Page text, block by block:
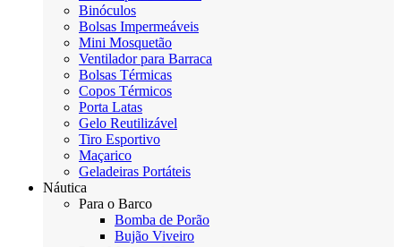
Binóculos
Bolsas Impermeáveis
Mini Mosquetão
Ventilador para Barraca
Bolsas Térmicas
Copos Térmicos
Porta Latas
Gelo Reutilizável
Tiro Esportivo
Maçarico
Geladeiras Portáteis
Náutica
Para o Barco
Bomba de Porão
Bujão Viveiro